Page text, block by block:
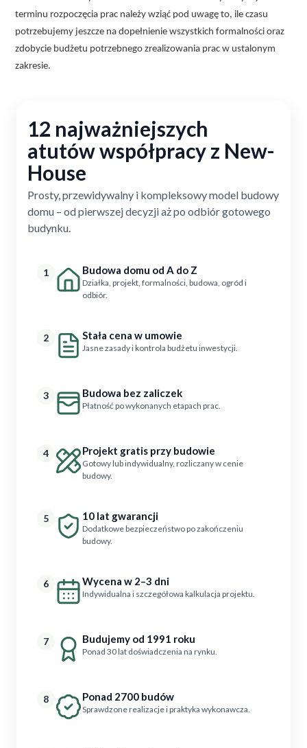
terminu rozpoczęcia prac należy wziąć pod uwagę to, ile czasu
potrzebujemy jeszcze na dopełnienie wszystkich formalności oraz
zdobycie budżetu potrzebnego zrealizowania prac w ustalonym
zakresie.
12 najważniejszych
atutów współpracy z New-
House
Prosty, przewidywalny i kompleksowy model budowy
domu – od pierwszej decyzji aż po odbiór gotowego
budynku.
1 Budowa domu od A do Z
Działka, projekt, formalności, budowa, ogród i
odbiór.
2 Stała cena w umowie
Jasne zasady i kontrola budżetu inwestycji.
3 Budowa bez zaliczek
Płatność po wykonanych etapach prac.
4 Projekt gratis przy budowie
Gotowy lub indywidualny, rozliczany w cenie
budowy.
5 10 lat gwarancji
Dodatkowe bezpieczeństwo po zakończeniu
budowy.
6 Wycena w 2–3 dni
Indywidualna i szczegółowa kalkulacja projektu.
7 Budujemy od 1991 roku
Ponad 30 lat doświadczenia na rynku.
8 Ponad 2700 budów
Sprawdzone realizacje i praktyka wykonawcza.